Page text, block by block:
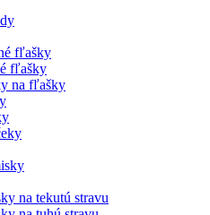
fľašky
fľašky
na fľašky
na tekutú stravu